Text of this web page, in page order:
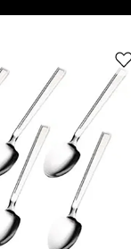
Athena
Çay
Kaşığı
6'lı